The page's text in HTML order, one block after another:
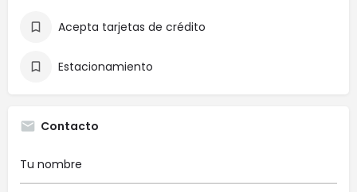
Acepta tarjetas de crédito
Estacionamiento
Contacto